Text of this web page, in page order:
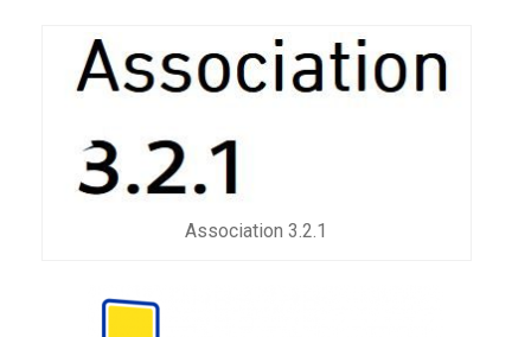
Association 3.2.1